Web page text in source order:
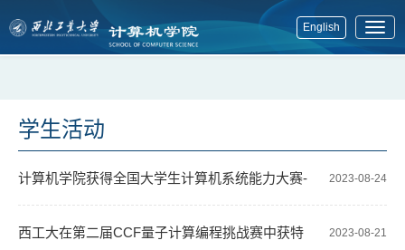
English
展
学生活动
2023-08-24
计算机学院获得全国大学生计算机系统能力大赛-
数据库管理系统大赛三等奖 2023-08-21
西工大在第二届CCF量子计算编程挑战赛中获特